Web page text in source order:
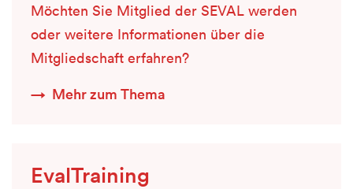
Möchten Sie Mitglied der SEVAL werden
oder weitere Informationen über die
Mitgliedschaft erfahren?
Mehr zum Thema
EvalTraining